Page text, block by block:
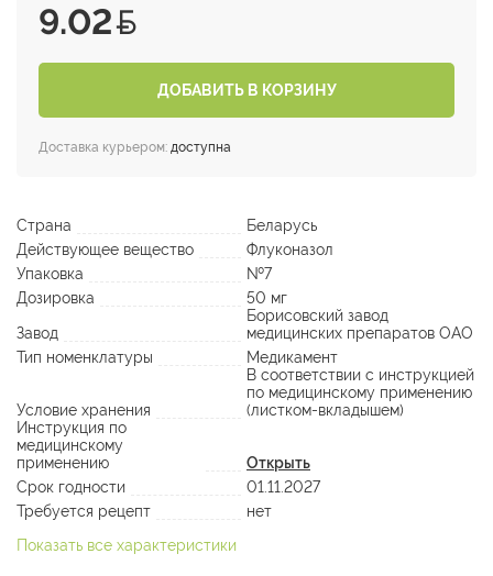
9.02
ДОБАВИТЬ В КОРЗИНУ
Доставка курьером: доступна
Страна
Беларусь
Действующее вещество
Флуконазол
Упаковка
№7
Дозировка
50 мг
Завод
Борисовский завод
медицинских препаратов ОАО
Тип номенклатуры
Медикамент
Условие хранения
В соответствии с инструкцией
по медицинскому применению
(листком-вкладышем)
Инструкция по
медицинскому
применению
Открыть
Срок годности
01.11.2027
Требуется рецепт
нет
Показать все характеристики